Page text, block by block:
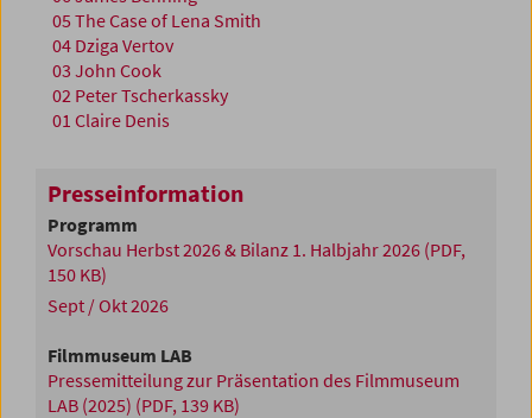
05 The Case of Lena Smith
04 Dziga Vertov
03 John Cook
02 Peter Tscherkassky
01 Claire Denis
Presseinformation
Programm
Vorschau Herbst 2026 & Bilanz 1. Halbjahr 2026 (PDF,
150 KB)
Sept / Okt 2026
Filmmuseum LAB
Pressemitteilung zur Präsentation des Filmmuseum
LAB (2025) (PDF, 139 KB)